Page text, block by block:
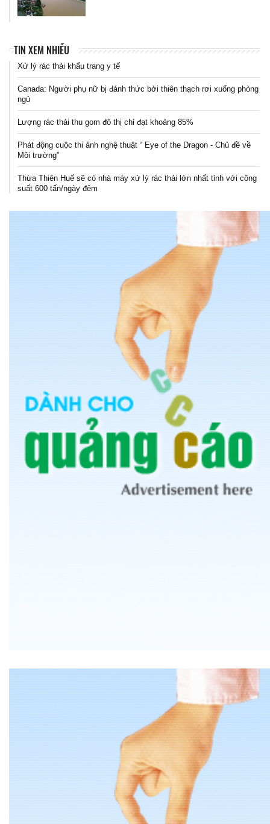
TIN XEM NHIỀU
Xử lý rác thải khẩu trang y tế
Canada: Người phụ nữ bị đánh thức bởi thiên thạch rơi xuống phòng
ngủ
Lượng rác thải thu gom đô thị chỉ đạt khoảng 85%
Phát động cuộc thi ảnh nghệ thuật “ Eye of the Dragon - Chủ đề về
Môi trường”
Thừa Thiên Huế sẽ có nhà máy xử lý rác thải lớn nhất tỉnh với công
suất 600 tấn/ngày đêm